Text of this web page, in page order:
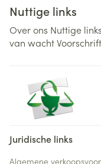
Nuttige links
Over ons Nuttige links
van wachtVoorschrift
Juridische links
Algemene